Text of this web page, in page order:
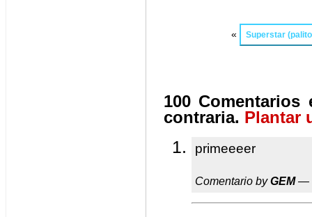
« Superstar
100
contraria. Plantar
primeeeer
Comentario byGEM—